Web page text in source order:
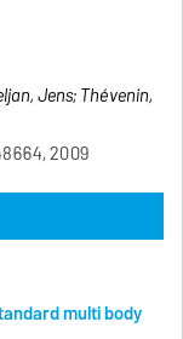
Jens; Thévenin,
2009
multi body